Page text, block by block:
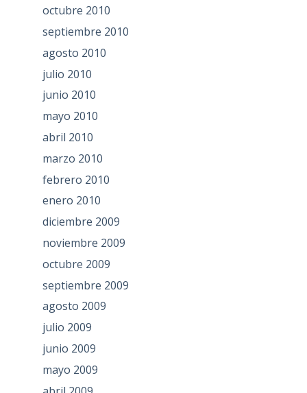
octubre 2010
septiembre 2010
agosto 2010
julio 2010
junio 2010
mayo 2010
abril 2010
marzo 2010
febrero 2010
enero 2010
diciembre 2009
noviembre 2009
octubre 2009
septiembre 2009
agosto 2009
julio 2009
junio 2009
mayo 2009